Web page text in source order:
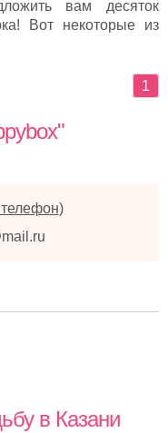
вам десяток
Вот некоторые из
1
)
в Казани